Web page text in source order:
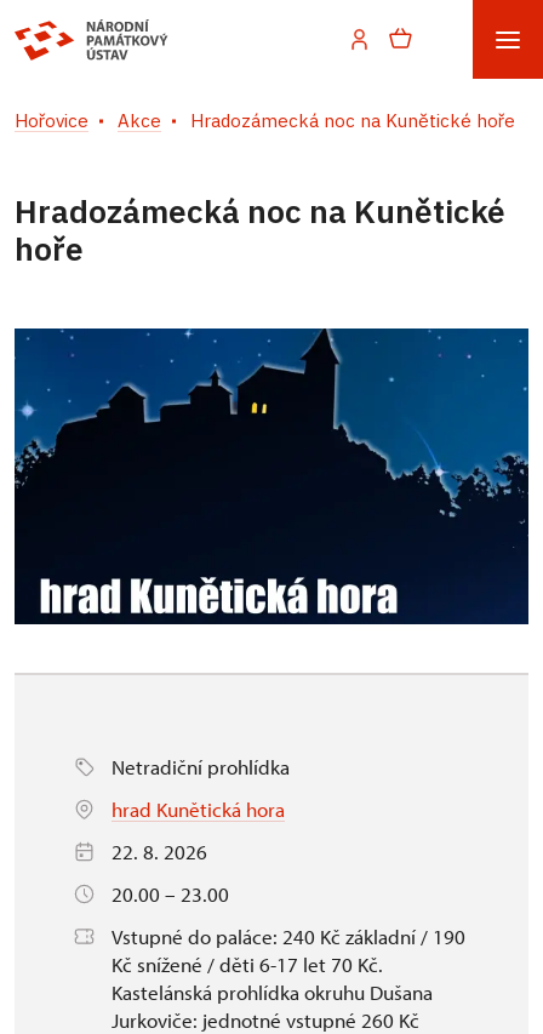
Hořovice Akce Hradozámecká noc na Kunětické hoře
Hradozámecká noc na Kunětické
hoře
Netradiční prohlídka
hrad Kunětická hora
22. 8. 2026
20.00 – 23.00
Vstupné do paláce: 240 Kč základní / 190
Kč snížené / děti 6-17 let 70 Kč.
Kastelánská prohlídka okruhu Dušana
Jurkoviče: jednotné vstupné 260 Kč